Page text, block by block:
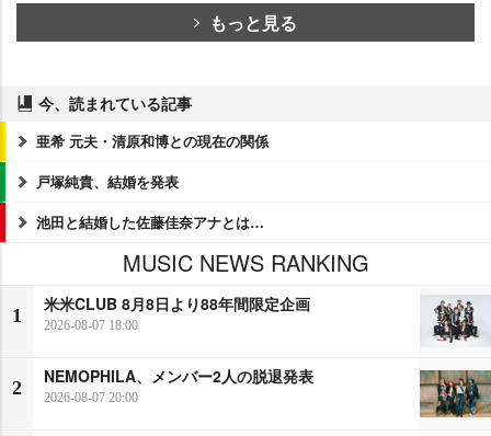
もっと見る
今、読まれている記事
亜希 元夫・清原和博との現在の関係
戸塚純貴、結婚を発表
池田と結婚した佐藤佳奈アナとは…
MUSIC NEWS RANKING
1
米米CLUB 8月8日より88年間限定企画
2026-08-07 18:00
2
NEMOPHILA、メンバー2人の脱退発表
2026-08-07 20:00